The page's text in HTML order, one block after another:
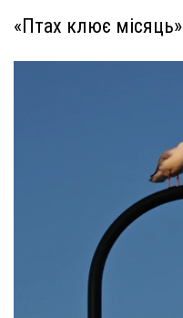
«Птах клює місяць»